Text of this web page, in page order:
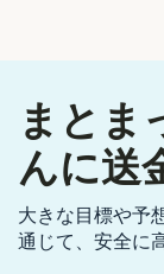
まとま
んに送
大きな目標や予
通じて、安全に